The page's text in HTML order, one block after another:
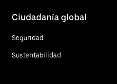
Ciudadanía global
Seguridad
Sustentabilidad